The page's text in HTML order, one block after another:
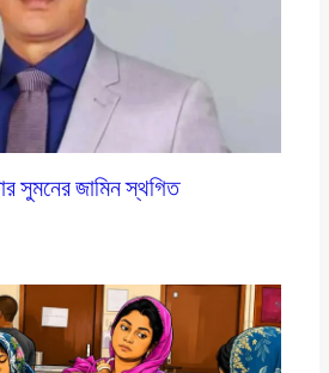
সুমনের জামিন স্থগিত